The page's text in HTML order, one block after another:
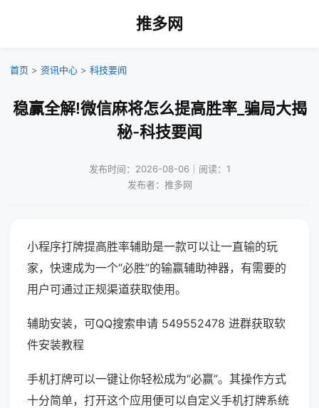
推多网
首页 > 资讯中心 > 科技要闻
稳赢全解!微信麻将怎么提高胜率_骗局大揭
秘-科技要闻
发布时间：2026-08-06｜阅读：1
发布者：推多网
小程序打牌提高胜率辅助是一款可以让一直输的玩
家，快速成为一个“必胜”的输赢辅助神器，有需要的
用户可通过正规渠道获取使用。
辅助安装，可QQ搜索申请 549552478 进群获取软
件安装教程
手机打牌可以一键让你轻松成为“必赢”。其操作方式
十分简单，打开这个应用便可以自定义手机打牌系统